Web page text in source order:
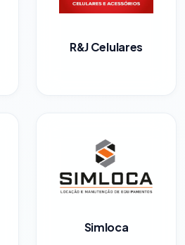
R&J Celulares
Simloca